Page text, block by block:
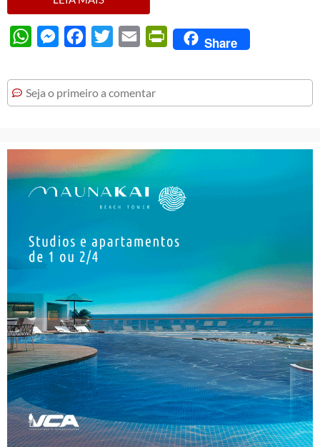
WhatsAppMessengerFacebook
Twitter Email PrintFriendly
Share
Seja o primeiro a comentar